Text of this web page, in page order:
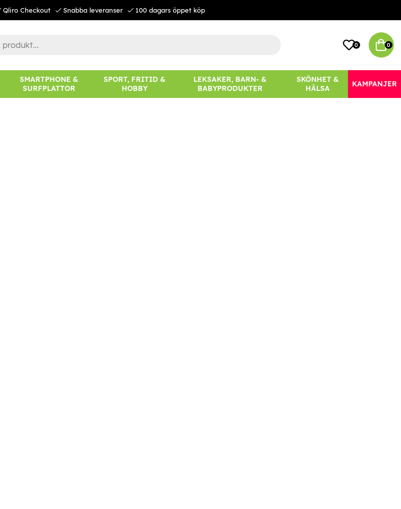
Qliro Checkout Snabba leveranser 100 dagars öppet köp
0 0
SMARTPHONE &
SURFPLATTOR
SPORT, FRITID &
HOBBY
LEKSAKER, BARN- &
BABYPRODUKTER
SKÖNHET &
HÄLSA
KAMPANJER